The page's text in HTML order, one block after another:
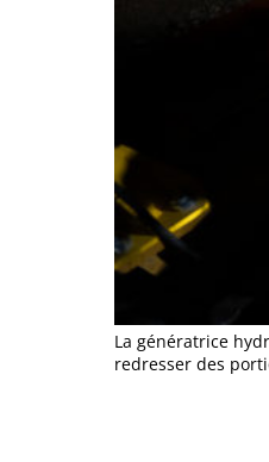
La génératrice
redresser des